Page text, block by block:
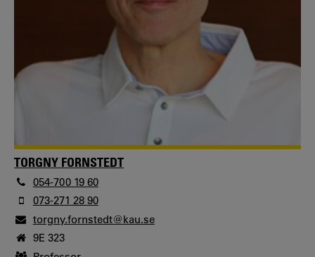
TORGNY FORNSTEDT
054-700 19 60
073-271 28 90
torgny.fornstedt@kau.se
9E 323